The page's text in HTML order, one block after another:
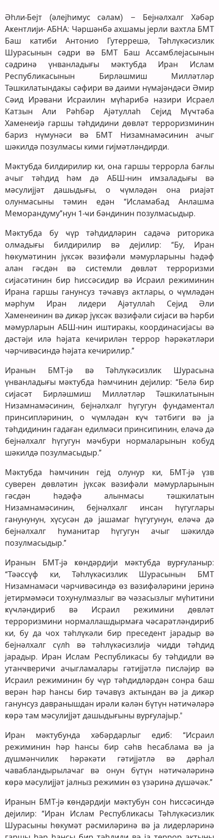
Әһли-Бејт (әлејһимус сәлам) – Бејнәлхалг Хәбәр
Аҝентлији- АБНА: Чәршәнбә ахшамы јерли вахтла БМТ
Баш катиби Антонио Гутеррешә, Тәһлүкәсизлик
Шурасынын сәдри вә БМТ Баш Ассамблејасынын
сәдринә үнванладығы мәктубда Иран Ислам
Республикасынын Бирләшмиш Милләтләр
Тәшкилатындакы сәфири вә даими нүмајәндәси Әмир
Сәид Ирәвани Исраилин мүһарибә назири Исраел
Катзын Али Рәһбәр Ајәтуллаһ Сејид Мүҹтәба
Хаменеијә гаршы тәһдидини дөвләт терроризминин
бариз нүмунәси вә БМТ Низамнамәсинин ачыг
шәкилдә позулмасы кими гијмәтләндирди.
Мәктубда билдирилир ки, она гаршы террорла бағлы
ачыг тәһдид һәм дә АБШ-нин имзаладығы вә
мәсулијјәт дашыдығы, о ҹүмләдән она риајәт
олунмасыны тәмин едән “Исламабад Анлашма
Меморандуму”нун 1-ҹи бәндинин позулмасыдыр.
Мәктубда бу ҹүр тәһдидләрин садәҹә риторика
олмадығы билдирилир вә дејилир: “Бу, Иран
һөкумәтинин јүксәк вәзифәли мәмурларыны һәдәф
алан гәсдән вә системли дөвләт терроризми
сијасәтинин бир һиссәсидир вә Исраил режиминин
Ирана гаршы ганунсуз тәҹавүз актлары, о ҹүмләдән
мәрһум Иран лидери Ајәтуллаһ Сејид Әли
Хаменеинин вә диҝәр јүксәк вәзифәли сијаси вә һәрби
мәмурларын АБШ-нин иштиракы, координасијасы вә
дәстәји илә һәјата кечирилән террор һәрәкәтләри
чәрчивәсиндә һәјата кечирилир.”
Иранын БМТ-јә вә Тәһлүкәсизлик Шурасына
үнванладығы мәктубда һәмчинин дејилир: “Белә бир
сијасәт Бирләшмиш Милләтләр Тәшкилатынын
Низамнамәсинин, бејнәлхалг һүгугун фундаментал
принсипләринин, о ҹүмләдән ҝүҹ тәтбиги вә ја
тәһдидинин гадаған едилмәси принсипинин, еләҹә дә
бејнәлхалг һүгугун мәҹбури нормаларынын кобуд
шәкилдә позулмасыдыр.”
Мәктубда һәмчинин гејд олунур ки, БМТ-јә үзв
суверен дөвләтин јүксәк вәзифәли мәмурларынын
гәсдән һәдәфә алынмасы тәшкилатын
Низамнамәсинин, бејнәлхалг инсан һүгуглары
ганунунун, хүсусән дә јашамаг һүгугунун, еләҹә дә
бејнәлхалг һуманитар һүгугун ачыг шәкилдә
позулмасыдыр.”
Иранын БМТ-јә ҝөндәрдији мәктубда вурғуланыр:
“Тәәссүф ки, Тәһлүкәсизлик Шурасынын БМТ
Низамнамәси чәрчивәсиндә өз вәзифәләрини јеринә
јетирмәмәси тохунулмазлыг вә ҹәзасызлыг мүһитини
ҝүҹләндириб вә Исраил режимини дөвләт
терроризмини нормаллашдырмаға ҹәсарәтләндириб
ки, бу да чох тәһлүкәли бир преседент јарадыр вә
бејнәлхалг сүлһ вә тәһлүкәсизлијә ҹидди тәһдид
јарадыр. Иран Ислам Республикасы бу тәһдидли вә
утанҹвериҹи ачыгламалары гәтијјәтлә писләјир вә
Исраил режиминин бу ҹүр тәһдидләрдән сонра баш
верән һәр һансы бир тәҹавүз актындан вә ја диҝәр
ганунсуз давранышдан ирәли ҝәлән бүтүн нәтиҹәләрә
ҝөрә там мәсулијјәт дашыдығыны вурғулајыр."
Иран мәктубунда хәбәрдарлыг едиб: “Исраил
режиминин һәр һансы бир сәһв һесаблама вә ја
дүшмәнчилик һәрәкәти гәтијјәтлә вә дәрһал
ҹавабландырылаҹаг вә онун бүтүн нәтиҹәләринә
ҝөрә мәсулијјәт јалныз режимин өз үзәринә дүшәҹәк.”
Иранын БМТ-јә ҝөндәрдији мәктубун сон һиссәсиндә
дејилир: “Иран Ислам Республикасы Тәһлүкәсизлик
Шурасыны һөкумәт рәсмиләринә вә ја лидерләринә